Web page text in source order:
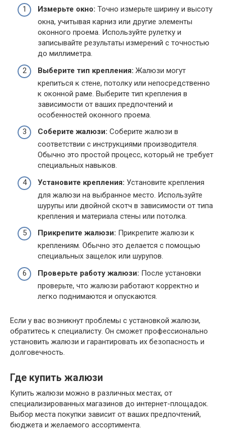
Измерьте окно: Точно измерьте ширину и высоту
окна, учитывая карниз или другие элементы
оконного проема. Используйте рулетку и
записывайте результаты измерений с точностью
до миллиметра.
Выберите тип крепления: Жалюзи могут
крепиться к стене, потолку или непосредственно
к оконной раме. Выберите тип крепления в
зависимости от ваших предпочтений и
особенностей оконного проема.
Соберите жалюзи: Соберите жалюзи в
соответствии с инструкциями производителя.
Обычно это простой процесс, который не требует
специальных навыков.
Установите крепления: Установите крепления
для жалюзи на выбранное место. Используйте
шурупы или двойной скотч в зависимости от типа
крепления и материала стены или потолка.
Прикрепите жалюзи: Прикрепите жалюзи к
креплениям. Обычно это делается с помощью
специальных защелок или шурупов.
Проверьте работу жалюзи: После установки
проверьте, что жалюзи работают корректно и
легко поднимаются и опускаются.
Если у вас возникнут проблемы с установкой жалюзи,
обратитесь к специалисту. Он сможет профессионально
установить жалюзи и гарантировать их безопасность и
долговечность.
Где купить жалюзи
Купить жалюзи можно в различных местах, от
специализированных магазинов до интернет-площадок.
Выбор места покупки зависит от ваших предпочтений,
бюджета и желаемого ассортимента.